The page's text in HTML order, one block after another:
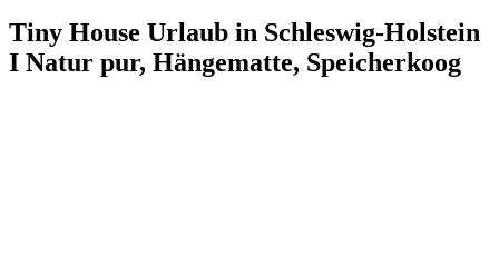
Tiny House Urlaub in Schleswig-Holstein
I Natur pur, Hängematte, Speicherkoog